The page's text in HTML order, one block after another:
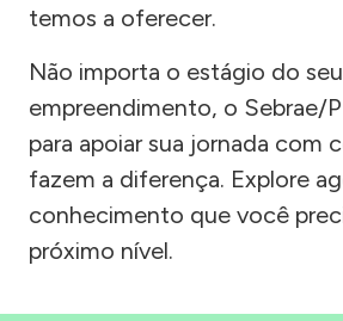
temos a oferecer.
Não importa o estágio do seu
empreendimento, o Sebrae/
para apoiar sua jornada com
fazem a diferença. Explore
conhecimento que você
próximo nível.